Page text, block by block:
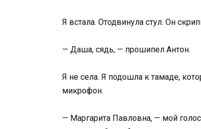
Я встала. Отодвинула стул. Он
— Даша, сядь, — прошипел Антон.
Я не села. Я подошла к тамаде,
микрофон.
— Маргарита Павловна, — мой